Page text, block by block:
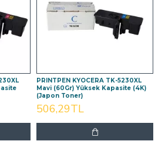
PRINTPEN KYOCERA TK-5230XL
Mavi (60Gr) Yüksek Kapasite (4K)
(Japon Toner)
506,29TL